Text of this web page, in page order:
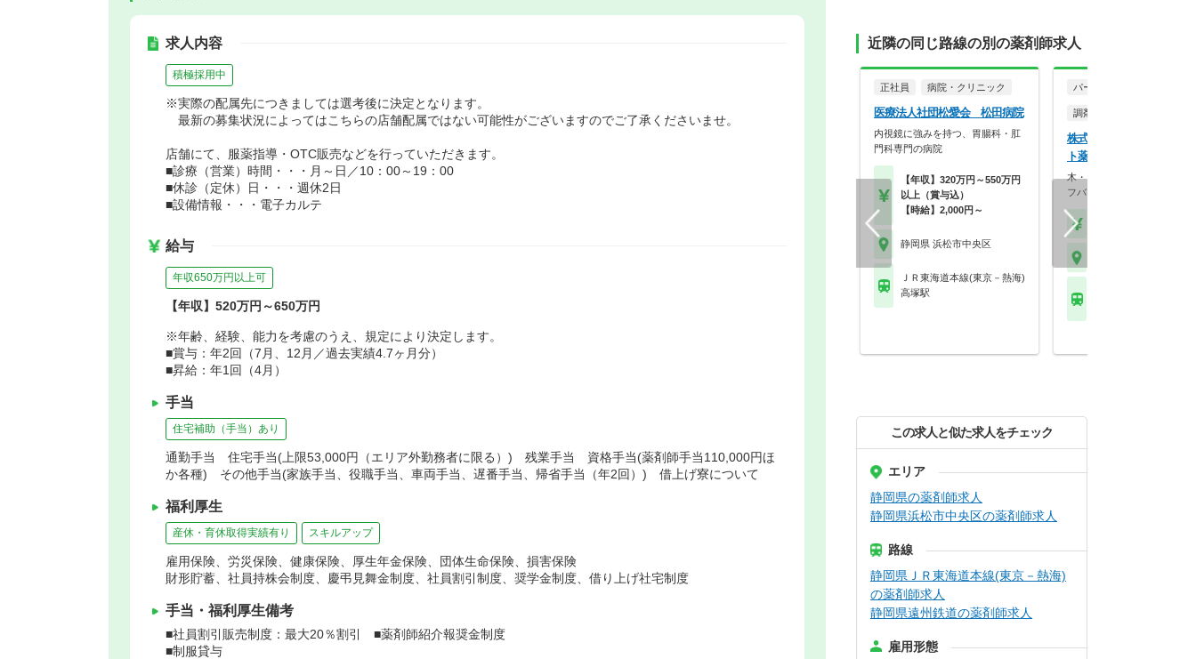
求人内容
積極採用中
※実際の配属先につきましては選考後に決定となります。
最新の募集状況によってはこちらの店舗配属ではない可能性がございますのでご了承くださいませ。
店舗にて、服薬指導・OTC販売などを行っていただきます。
■診療（営業）時間・・・月～日／10：00～19：00
■休診（定休）日・・・週休2日
■設備情報・・・電子カルテ
給与
年収650万円以上可
【年収】520万円～650万円
※年齢、経験、能力を考慮のうえ、規定により決定します。
■賞与：年2回（7月、12月／過去実績4.7ヶ月分）
■昇給：年1回（4月）
手当
住宅補助（手当）あり
通勤手当 住宅手当(上限53,000円（エリア外勤務者に限る）) 残業手当 資格手当(薬剤師手当110,000円ほ
か各種) その他手当(家族手当、役職手当、車両手当、遅番手当、帰省手当（年2回）) 借上げ寮について
福利厚生
産休・育休取得実績有り スキルアップ
雇用保険、労災保険、健康保険、厚生年金保険、団体生命保険、損害保険
財形貯蓄、社員持株会制度、慶弔見舞金制度、社員割引制度、奨学金制度、借り上げ社宅制度
手当・福利厚生備考
■社員割引販売制度：最大20％割引 ■薬剤師紹介報奨金制度
■制服貸与
近隣の同じ路線の別の薬剤師求人
正社員 病院・クリニック
医療法人社団松愛会 松田病院
内視鏡に強みを持つ、胃腸科・肛
門科専門の病院
【年収】320万円～550万円
以上（賞与込）
【時給】2,000円～
静岡県 浜松市中央区
ＪＲ東海道本線(東京－熱海)
高塚駅
パート・アルバイト
調剤薬局
株式会社コンフィニティ
ト薬局 三島町店
木・日・祝固定休み！ワーク
フバランスを重視しな…
この求人と似た求人をチェック
エリア
静岡県の薬剤師求人
静岡県浜松市中央区の薬剤師求人
路線
静岡県ＪＲ東海道本線(東京－熱海)
の薬剤師求人
静岡県遠州鉄道の薬剤師求人
雇用形態